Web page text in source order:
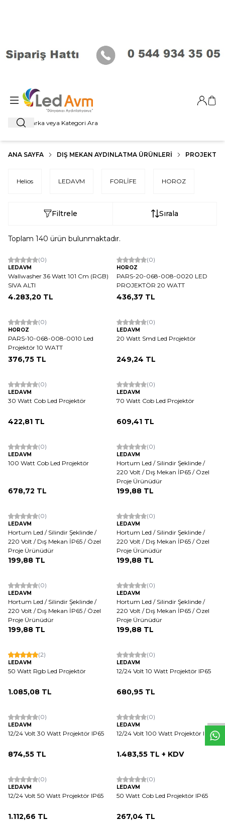
Ara
Giriş
ANA SAYFA DIŞ MEKAN AYDINLATMA ÜRÜNLERI
Helios LEDAVM FORLİFE HOROZ
Filtrele Sırala
Toplam 140 ürün bulunmaktadır.
(0)
LEDAVM
Wallwasher 36 Watt 101 Cm (RGB)
SIVA ALTI
4.283,20 TL
(0)
HOROZ
PARS-20-068-008-0020 LED
PROJEKTÖR 20 WATT
436,37 TL
(0)
HOROZ
PARS-10-068-008-0010 Led
Projektör 10 WATT
376,75 TL
(0)
LEDAVM
20 Watt Smd Led Projektör
249,24 TL
(0)
LEDAVM
30 Watt Cob Led Projektör
422,81 TL
(0)
LEDAVM
70 Watt Cob Led Projektör
609,41 TL
(0)
LEDAVM
100 Watt Cob Led Projektör
678,72 TL
(0)
LEDAVM
Hortum Led / Silindir Şeklinde /
220 Volt / Dış Mekan İP65 / Özel
Proje Ürünüdür
199,88 TL
(0)
LEDAVM
Hortum Led / Silindir Şeklinde /
220 Volt / Dış Mekan İP65 / Özel
Proje Ürünüdür
199,88 TL
(0)
LEDAVM
Hortum Led / Silindir Şeklinde /
220 Volt / Dış Mekan İP65 / Özel
Proje Ürünüdür
199,88 TL
(0)
LEDAVM
Hortum Led / Silindir Şeklinde /
220 Volt / Dış Mekan İP65 / Özel
Proje Ürünüdür
199,88 TL
(0)
LEDAVM
Hortum Led / Silindir Şeklinde /
220 Volt / Dış Mekan İP65 / Özel
Proje Ürünüdür
199,88 TL
(2)
LEDAVM
50 Watt Rgb Led Projektör
1.085,08 TL
(0)
LEDAVM
12/24 Volt 10 Watt Projektör IP65
680,95 TL
(0)
LEDAVM
12/24 Volt 30 Watt Projektör IP65
874,55 TL
(0)
LEDAVM
12/24 Volt 100 Watt Projektör IP65
1.483,55 TL + KDV
(0)
LEDAVM
12/24 Volt 50 Watt Projektör IP65
1.112,66 TL
(0)
LEDAVM
50 Watt Cob Led Projektör IP65
267,04 TL